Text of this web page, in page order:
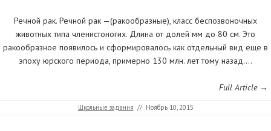
Речной рак. Речной рак —(ракообразные), класс беспозвоночных
животных типа членистоногих. Длина от долей мм до 80 см. Это
ракообразное появилось и сформировалось как отдельный вид еще в
эпоху юрского периода, примерно 130 млн. лет тому назад.…
Full Article →
Школьные задания // Ноябрь 10, 2015